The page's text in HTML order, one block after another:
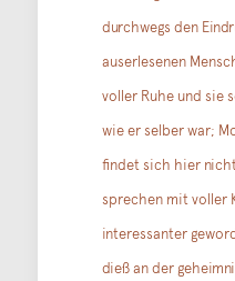
durchwegs den
auserlesenen
voller Ruhe und sie
wie er selber war;
findet sich hier
sprechen mit voller
interessanter
dieß an der